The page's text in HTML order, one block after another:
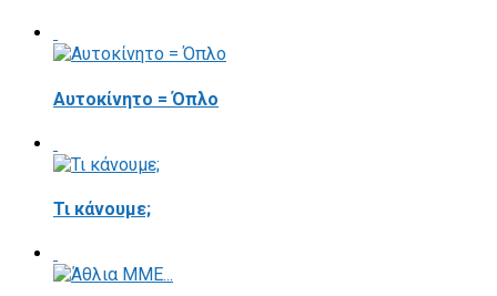
Αυτοκίνητο = Όπλο
Τι κάνουμε;